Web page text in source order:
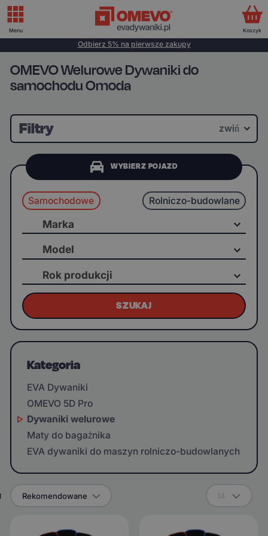
Odbierz 5% na pierwsze zakupy
OMEVO Welurowe Dywaniki do
samochodu Omoda
Filtry zwiń
WYBIERZ POJAZD
Samochodowe Rolniczo-budowlane
Marka
Model
Rok produkcji
SZUKAJ
Kategoria
EVA Dywaniki
OMEVO 5D Pro
Dywaniki welurowe
Maty do bagażnika
EVA dywaniki do maszyn rolniczo-budowlanych
Rekomendowane
Menu Koszyk